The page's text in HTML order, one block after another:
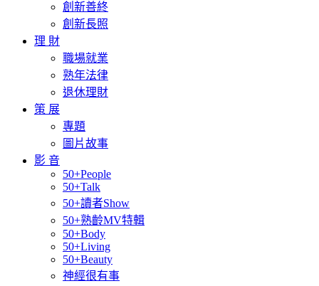
創新善終
創新長照
理 財
職場就業
熟年法律
退休理財
策 展
專題
圖片故事
影 音
50+People
50+Talk
50+讀者Show
50+熟齡MV特輯
50+Body
50+Living
50+Beauty
神經很有事